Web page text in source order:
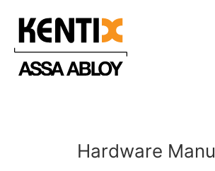
Hardware